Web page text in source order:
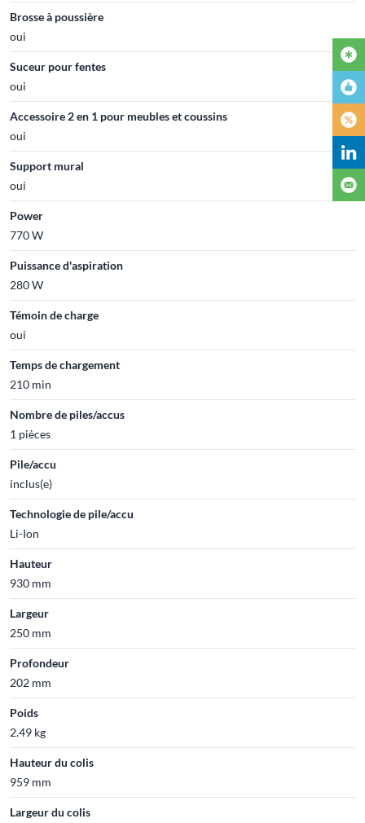
Brosse à poussière
oui
Suceur pour fentes
oui
Accessoire 2 en 1 pour meubles et coussins
oui
Support mural
oui
Power
770 W
Puissance d'aspiration
280 W
Témoin de charge
oui
Temps de chargement
210 min
Nombre de piles/accus
1 pièces
Pile/accu
inclus(e)
Technologie de pile/accu
Li-Ion
Hauteur
930 mm
Largeur
250 mm
Profondeur
202 mm
Poids
2.49 kg
Hauteur du colis
959 mm
Largeur du colis